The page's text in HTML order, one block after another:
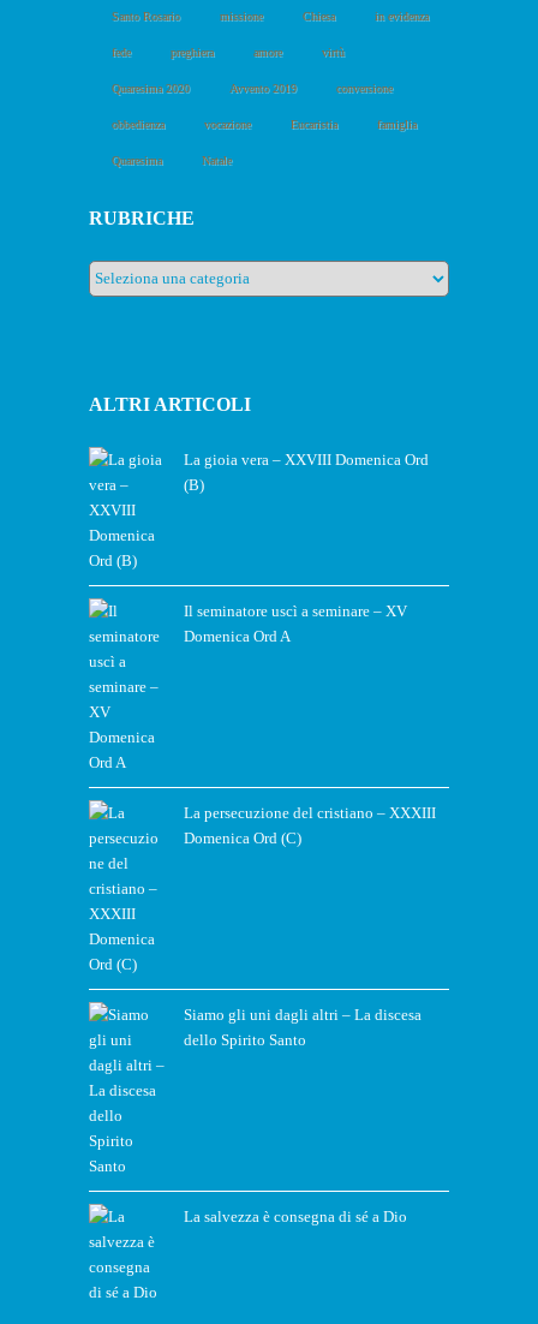
Santo Rosario missione Chiesa in evidenza
fede preghiera amore virtù
Quaresima 2020 Avvento 2019 conversione
obbedienza vocazione Eucaristia famiglia
Quaresima Natale
RUBRICHE
Rubriche
ALTRI ARTICOLI
La gioia vera – XXVIII Domenica Ord
(B)
Il seminatore uscì a seminare – XV
Domenica Ord A
La persecuzione del cristiano – XXXIII
Domenica Ord (C)
Siamo gli uni dagli altri – La discesa
dello Spirito Santo
La salvezza è consegna di sé a Dio